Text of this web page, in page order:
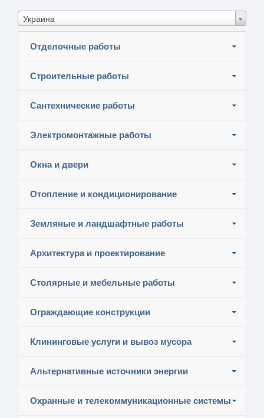
Украина
Отделочные работы
Строительные работы
Сантехнические работы
Электромонтажные работы
Окна и двери
Отопление и кондиционирование
Земляные и ландшафтные работы
Архитектура и проектирование
Столярные и мебельные работы
Ограждающие конструкции
Клининговые услуги и вывоз мусора
Альтернативные источники энергии
Охранные и телекоммуникационные системы